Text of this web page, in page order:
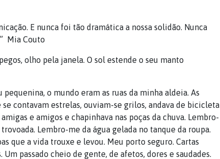
E nunca foi tão dramática a nossa solidão. Nunca
Mia Couto
olho pela janela. O sol estende o seu manto
o mundo eram as ruas da minha aldeia. As
contavam estrelas, ouviam-se grilos, andava de bicicleta
e amigos e chapinhava nas poças da chuva. Lembro-
Lembro-me da água gelada no tanque da roupa.
que a vida trouxe e levou. Meu porto seguro. Cartas
passado cheio de gente, de afetos, dores e saudades.